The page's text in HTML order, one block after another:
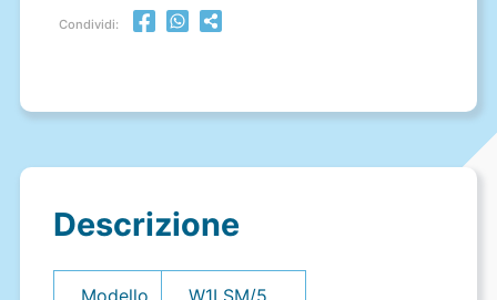
Condividi:
Descrizione
Modello W1LSM/5